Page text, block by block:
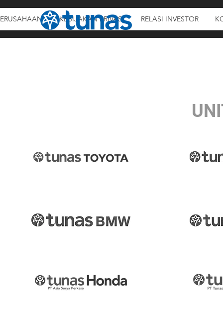
KEBIJAKAN PRIVASI RELASI INVESTOR